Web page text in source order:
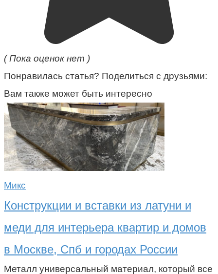
( Пока оценок нет )
Понравилась статья? Поделиться с друзьями:
Вам также может быть интересно
Микс
Конструкции и вставки из латуни и
меди для интерьера квартир и домов
в Москве, Спб и городах России
Металл универсальный материал, который все